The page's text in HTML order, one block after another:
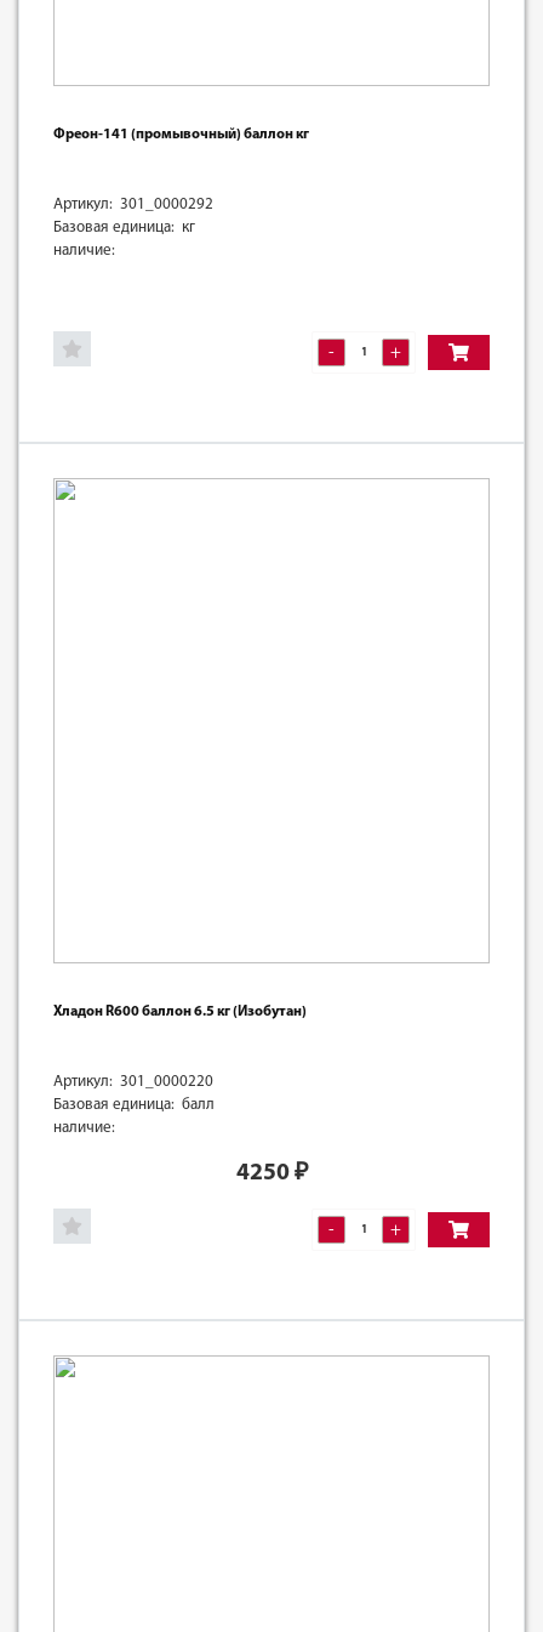
Фреон-141 (промывочный) баллон кг
Артикул: 301_0000292
Базовая единица: кг
наличие:
- +
Хладон R600 баллон 6.5 кг (Изобутан)
Артикул: 301_0000220
Базовая единица: балл
наличие:
4250₽
- +